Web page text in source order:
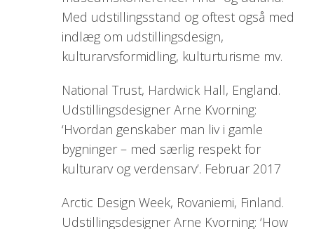
Med udstillingsstand og oftest også med
indlæg om udstillingsdesign,
kulturarvsformidling, kulturturisme mv.
National Trust, Hardwick Hall, England.
Udstillingsdesigner Arne Kvorning:
‘Hvordan genskaber man liv i gamle
bygninger – med særlig respekt for
kulturarv og verdensarv’. Februar 2017
Arctic Design Week, Rovaniemi, Finland.
Udstillingsdesigner Arne Kvorning: ‘How